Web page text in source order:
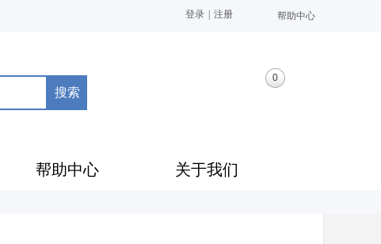
登录 注册 帮助中心
0
搜索
帮助中心 关于我们